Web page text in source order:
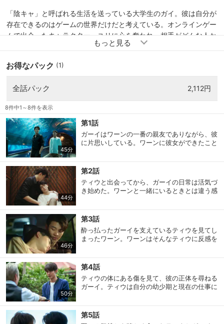
「陰キャ」と呼ばれる生活を送っている大学生のガイ。彼は自分が
存在できるのはゲームの世界だけだと考えている。オンラインゲー
ムで出会ったキャラクター、ユリに心を奪われ、相手がどんな人か
も知らないまま、会ってみたいという気持ちからゲームの仲間たち
は現実ではガッシリとした体格の男性だった…！しかも彼の職業は
お得なパック (1)
全話パック 2,112円
8件中1～8件を表示
45分
第1話
ガーイはワーンの一番の親友でありながら、彼
に片思いしている。ワーンに彼女ができたこと
出会う。オフラインミーティングで出会った
「ユリ」の正体はマフィアのティウだった。二
人の関係は次第に近づいていくのだが…
44分
第2話
ティウと出会ってから、ガーイの日常は活気づ
き始めた。ワーンと一緒にいるときとは違う感
探ろうとする。一方、ティウはマフィアのボス
である「パイブーン」の右腕として、自分の正
体を誰にも明かさないようにしていた。
46分
第3話
酔っ払ったガーイを支えているティウを見てし
まったワーン。ワーンはそんなティウに反感を
ンはその場を離れ、ティウもゲームメンバーた
ちの仲裁によりガイを手放す。ひとりで帰る途
中、ガーイは不良たちに出くわすことに…
50分
第4話
ティウの体にある傷を見て、彼の正体を尋ねる
ガーイ。ティウは自分の幼少期と現在の仕事に
隠していたティウに失望し、彼から遠ざかる。
第5話